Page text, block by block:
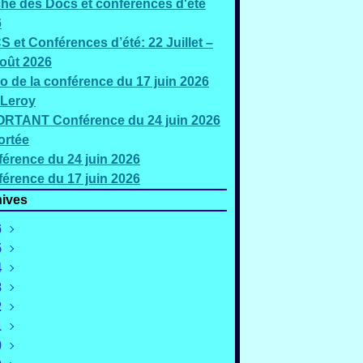
des Docs et conférences d'été
et Conférences d’été: 22 Juillet –
2026
de la conférence du 17 juin 2026
Conférence du 24 juin 2026
du 24 juin 2026
du 17 juin 2026
(2)